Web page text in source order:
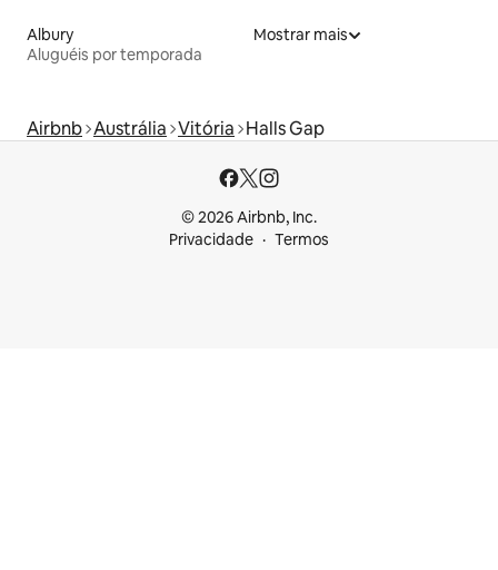
Albury
Aluguéis por temporada
Mostrar mais
Airbnb Austrália Vitória Halls Gap
© 2026 Airbnb, Inc.
Privacidade
Termos